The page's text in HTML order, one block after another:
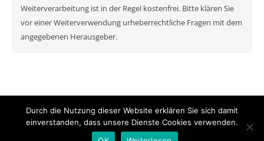
Weiterverarbeitung ist in der Regel kostenfrei. Bitte klären Sie
vor einer Weiterverwendung urheberrechtliche Fragen mit dem
angegebenen Herausgeber.
© MyNewsChannel 2026
Ashe Theme von WP Royal
Durch die Nutzung dieser Website erklären Sie sich damit
einverstanden, dass unsere Dienste Cookies verwenden.